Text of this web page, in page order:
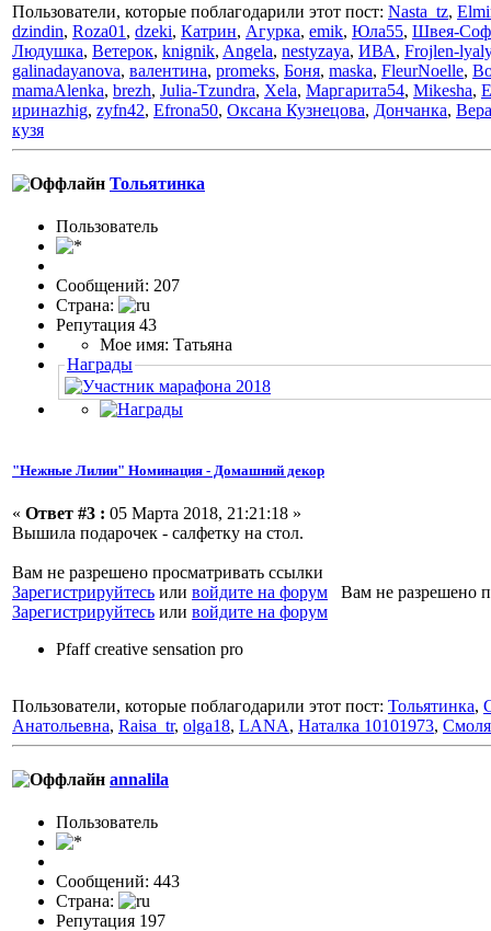
Пользователи, которые поблагодарили этот пост: Nasta_tz,
dzindin, Roza01 , dzeki, Катрин, Агурка, emik, Юла55, Швея-
Людушка, Ветерок, knignik, Angela, nestyzaya, ИВА, Frojlen-
galinadayanova, валентина, promeks, Боня, maska, FleurNoelle,
mamaAlenka, brezh, Julia-Tzundra, Xela, Маргарита54, Mikesha,
иринаzhig, zyfn42, Efrona50, Оксана Кузнецова, Дончанка,
кузя
Тольятинка
Пользовaтeль
Сообщений: 207
Страна:
Репутация 43
Мое имя: Татьяна
Награды
"Нежные Лилии" Номинация - Домашний декор
« Ответ #3 : 05 Марта 2018, 21:21:18 »
Вышила подарочек - салфетку на стол.
Вам не разрешено просматривать ссылки
Зарегистрируйтесь или войдите на форум Вам не разрешено
Зарегистрируйтесь или войдите на форум
Pfaff creative sensation pro
Пользователи, которые поблагодарили этот пост: Тольятинка,
Анатольевна, Raisa_tr, olga18, LANA, Наталка 10101973,
annalila
Пользовaтeль
Сообщений: 443
Страна:
Репутация 197